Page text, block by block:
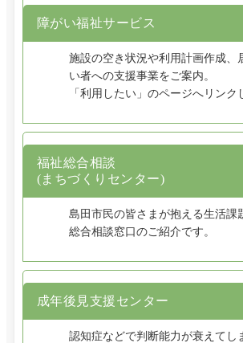
障がい福祉サービス
施設の空き状況や利用計画作成、
い者への支援事業をご案内。
「利用したい」のページへリンク
福祉総合相談
(まちづくりセンター)
島田市民の皆さまが抱える生活課
総合相談窓口のご紹介です。
成年後見支援センター
認知症などで判断能力が衰えてし